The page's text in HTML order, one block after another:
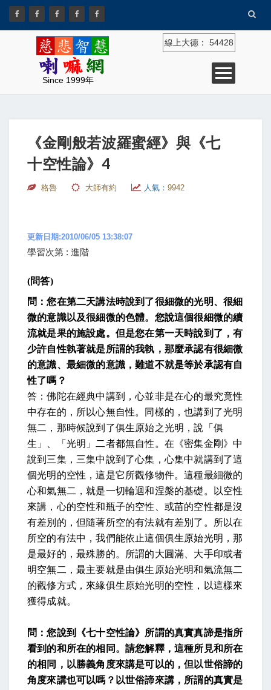
Since 1999年
線上大德： 54428
《金剛般若波羅蜜經》與《七
十空性論》4
格魯 大師有約 人氣： 9942
更新日期:2010/06/05 13:38:07
學習次第 : 進階
(問答)
問：您在第二天講法時說到了很細微的光明、很細
微的意識以及很細微的色體。您說這個很細微的續
流就是果的施設處。但是您在第一天時說到了，有
少許自性執著就是所謂的我執，那麼承認有很細微
的意識、最細微的意識，難道不就是等於承認有自
性了嗎？
答：佛陀在經典中講到，心並非是在心的最究竟性
中存在的，所以心無自性。同樣的，也講到了光明
無二，那時候說到了俱生原始之光明，說「俱
生」、「光明」二者都無自性。在《密集金剛》中
說到三集，三集中說到了心集，心集中就講到了這
個光明的空性，這是它所觀修物件。這種最細微的
心和氣無二，就是一切輪迴和涅槃的基礎。以空性
來講，心的空性和瓶子的空性、或苗的空性都是沒
有差別的，但隨著所空的有法就有差別了。所以在
所空的有法中，我們能依止這個俱生原始光明，那
是最好的，最殊勝的。所謂的大圓滿、大手印或者
明空無二，最主要就是由俱生原始光明和氣流無二
的觀修方式，來緣俱生原始光明的空性，以這樣來
獲得成就。
問：您說到《七十空性論》所謂的真實真諦是指所
看到的和所在的相同。請您解釋，這種所見和所在
的相同，以勝義角度來講是可以的，但以世俗諦的
角度來講也可以嗎？以世俗諦來講，所謂的真實是